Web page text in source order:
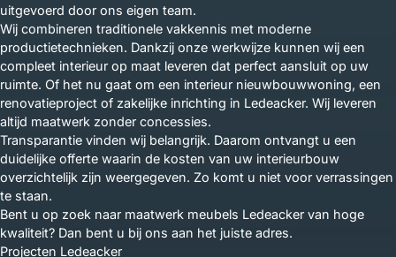
uitgevoerd door ons eigen team.
Wij combineren traditionele vakkennis met moderne
productietechnieken. Dankzij onze werkwijze kunnen wij een
compleet interieur op maat leveren dat perfect aansluit op uw
ruimte. Of het nu gaat om een interieur nieuwbouwwoning, een
renovatieproject of zakelijke inrichting in Ledeacker. Wij leveren
altijd maatwerk zonder concessies.
Transparantie vinden wij belangrijk. Daarom ontvangt u een
duidelijke offerte waarin de kosten van uw interieurbouw
overzichtelijk zijn weergegeven. Zo komt u niet voor verrassingen
te staan.
Bent u op zoek naar maatwerk meubels Ledeacker van hoge
kwaliteit? Dan bent u bij ons aan het juiste adres.
Projecten Ledeacker